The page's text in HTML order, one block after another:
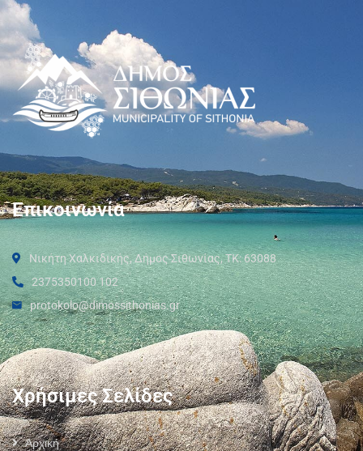
Επικοινωνία
Νικήτη Χαλκιδικής, Δήμος Σιθωνίας, ΤΚ: 63088
2375350100 102
protokolo@dimossithonias.gr
Χρήσιμες Σελίδες
Αρχική